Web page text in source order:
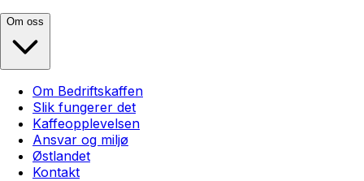
Om oss
Om Bedriftskaffen
Slik fungerer det
Kaffeopplevelsen
Ansvar og miljø
Østlandet
Kontakt